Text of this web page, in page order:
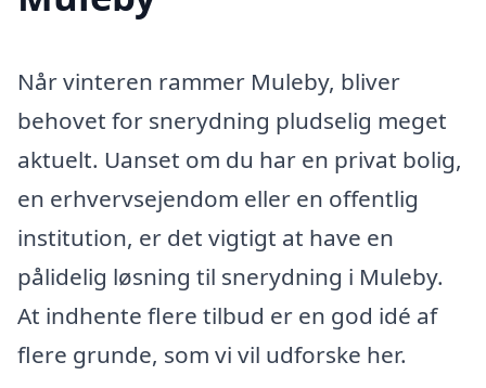
Når vinteren rammer Muleby, bliver
behovet for snerydning pludselig meget
aktuelt. Uanset om du har en privat bolig,
en erhvervsejendom eller en offentlig
institution, er det vigtigt at have en
pålidelig løsning til snerydning i Muleby.
At indhente flere tilbud er en god idé af
flere grunde, som vi vil udforske her.